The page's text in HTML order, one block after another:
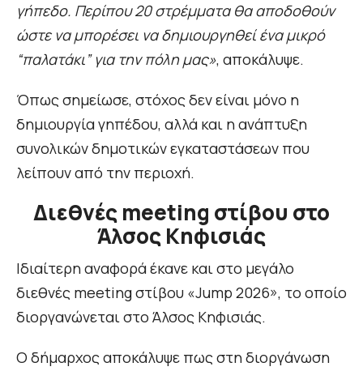
γήπεδο. Περίπου 20 στρέμματα θα αποδοθούν
ώστε να μπορέσει να δημιουργηθεί ένα μικρό
“παλατάκι” για την πόλη μας», αποκάλυψε.
Όπως σημείωσε, στόχος δεν είναι μόνο η
δημιουργία γηπέδου, αλλά και η ανάπτυξη
συνολικών δημοτικών εγκαταστάσεων που
λείπουν από την περιοχή.
Διεθνές meeting στίβου στο
Άλσος Κηφισιάς
Ιδιαίτερη αναφορά έκανε και στο μεγάλο
διεθνές meeting στίβου «Jump 2026», το οποίο
διοργανώνεται στο Άλσος Κηφισιάς.
Ο δήμαρχος αποκάλυψε πως στη διοργάνωση